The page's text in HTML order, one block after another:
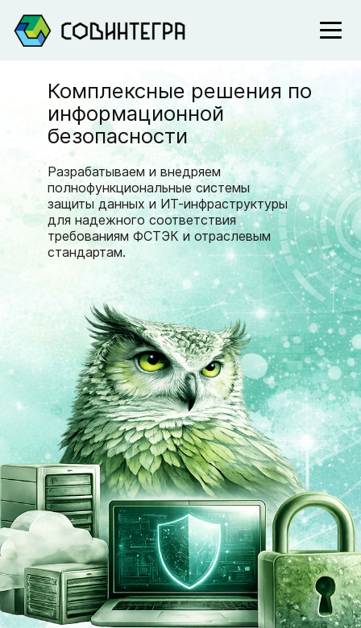
Комплексные решения по
информационной
безопасности
Разрабатываем и внедряем
полнофункциональные системы
защиты данных и ИТ-инфраструктуры
для надежного соответствия
требованиям ФСТЭК и отраслевым
стандартам.